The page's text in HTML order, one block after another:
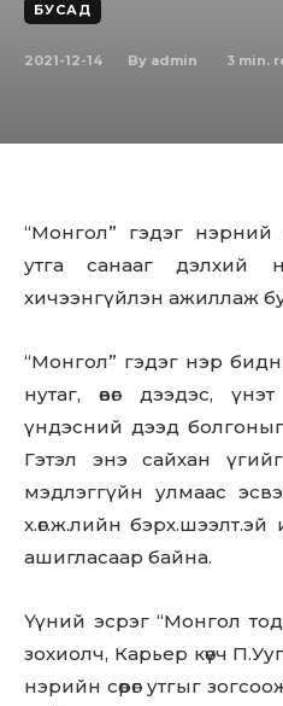
БУСАД
2021-12-14 By admin 3 min.
“Монгол” гэдэг нэрний
утга санааг дэлхий
хичээнгүйлэн ажиллаж
“Монгол” гэдэг нэр
нутаг, өвөг дээдэс,
үндэсний дээд
Гэтэл энэ сайхан
мэдлэггүйн улмаас
х.өг.ж.лийн
ашигласаар байна.
Үүний эсрэг “Монгол
зохиолч, Карьер көүч
нэрийн сөрөг утгыг